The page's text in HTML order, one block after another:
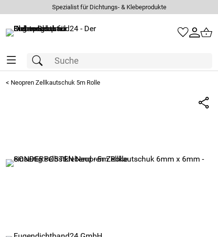
Spezialist für Dichtungs- & Klebeprodukte
< Neopren Zellkautschuk 5m Rolle